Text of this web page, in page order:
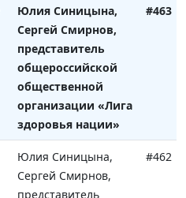
Юлия Синицына,
Сергей Смирнов,
представитель
общероссийской
общественной
организации «Лига
здоровья нации»
#463
Юлия Синицына,
Сергей Смирнов,
представитель
#462